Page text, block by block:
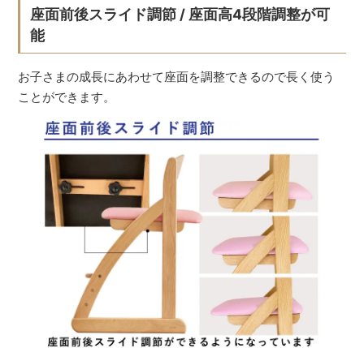
座面前後スライド調節 / 座面高4段階調整が可
能
お子さまの成長にあわせて座面を調整できるので長く使う
ことができます。